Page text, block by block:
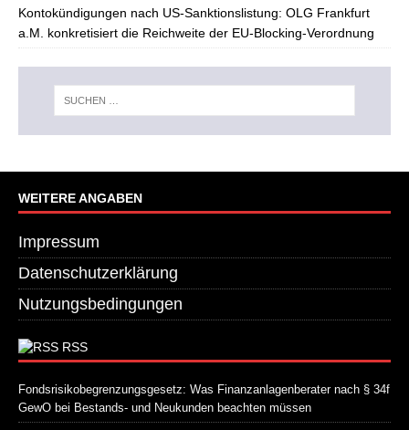
Kontokündigungen nach US-Sanktionslistung: OLG Frankfurt
a.M. konkretisiert die Reichweite der EU-Blocking-Verordnung
WEITERE ANGABEN
Impressum
Datenschutzerklärung
Nutzungsbedingungen
RSS
Fondsrisikobegrenzungsgesetz: Was Finanzanlagenberater nach § 34f
GewO bei Bestands- und Neukunden beachten müssen